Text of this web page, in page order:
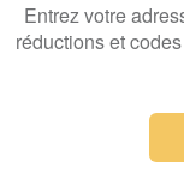
Entrez votre
réductions et